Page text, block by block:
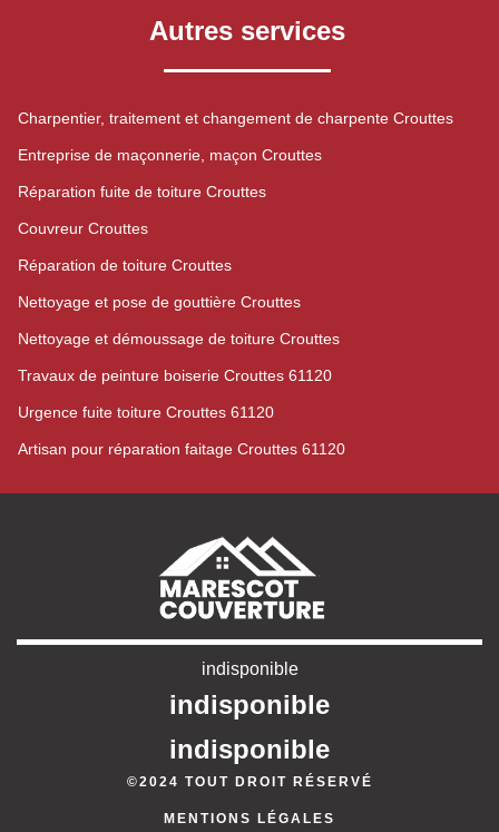
Autres services
Charpentier, traitement et changement de charpente Crouttes
Entreprise de maçonnerie, maçon Crouttes
Réparation fuite de toiture Crouttes
Couvreur Crouttes
Réparation de toiture Crouttes
Nettoyage et pose de gouttière Crouttes
Nettoyage et démoussage de toiture Crouttes
Travaux de peinture boiserie Crouttes 61120
Urgence fuite toiture Crouttes 61120
Artisan pour réparation faitage Crouttes 61120
indisponible
indisponible
indisponible
©2024 TOUT DROIT RÉSERVÉ
MENTIONS LÉGALES